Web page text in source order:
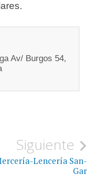
Av/ Burgos 54,
Siguiente
Lencería San-
Gar